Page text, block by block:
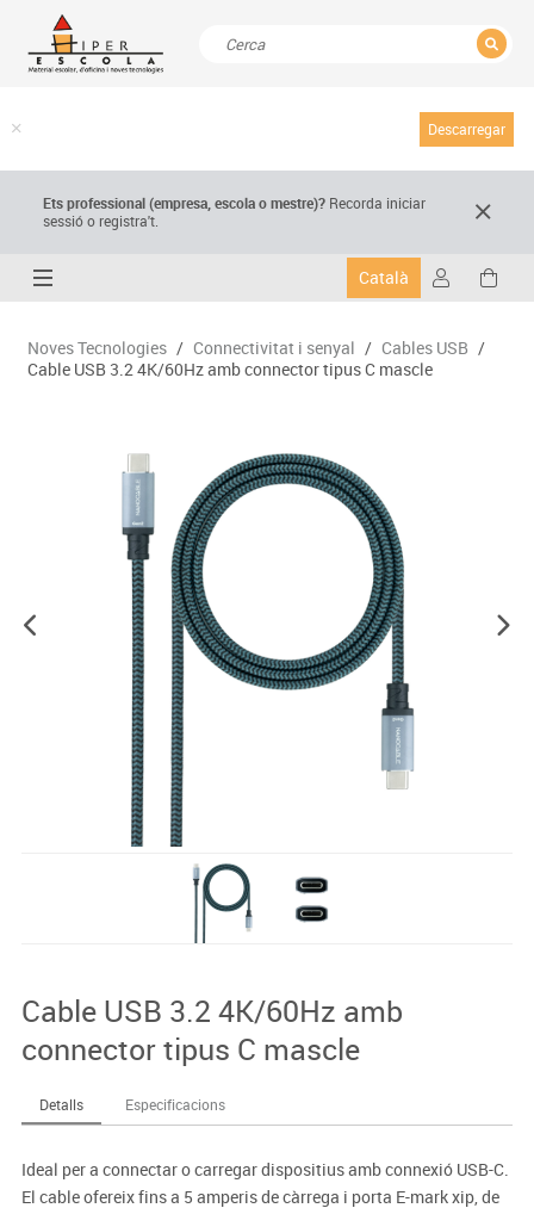
Descarregar
Ets professional (empresa,escola o mestre)? Recorda iniciar
sessió o registra't.
Català
Noves Tecnologies / Connectivitat i senyal / Cables USB /
Cable USB 3.2 4K/60Hz amb connector tipus C mascle
Cable USB 3.2 4K/60Hz amb
connector tipus C mascle
Detalls Especificacions
Ideal per a connectar o carregar dispositius amb connexió USB-C.
El cable ofereix fins a 5 amperis de càrrega i porta E-mark xip, de